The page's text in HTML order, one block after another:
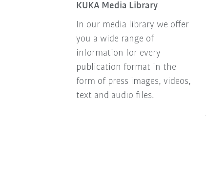
KUKA Media Library
In our media library we offer
you a wide range of
information for every
publication format in the
form of press images, videos,
text and audio files.